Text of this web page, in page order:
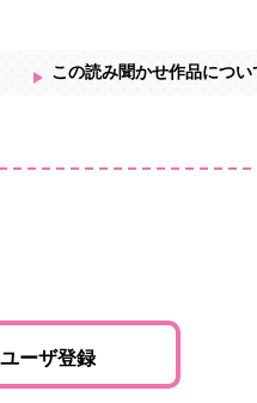
この読み聞かせ作品につい
ーザ登録